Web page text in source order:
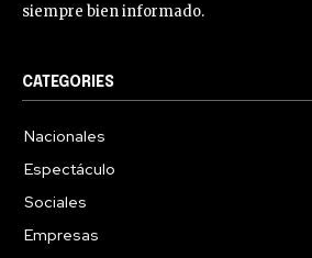
siempre bien informado.
CATEGORIES
Nacionales
Espectáculo
Sociales
Empresas